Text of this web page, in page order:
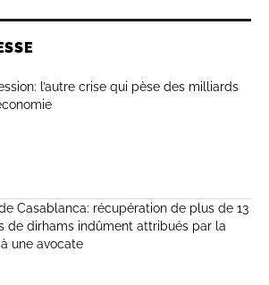
l’autre crise qui pèse des milliards
Casablanca: récupération de plus de 13
de dirhams indûment attribués par la
une avocate